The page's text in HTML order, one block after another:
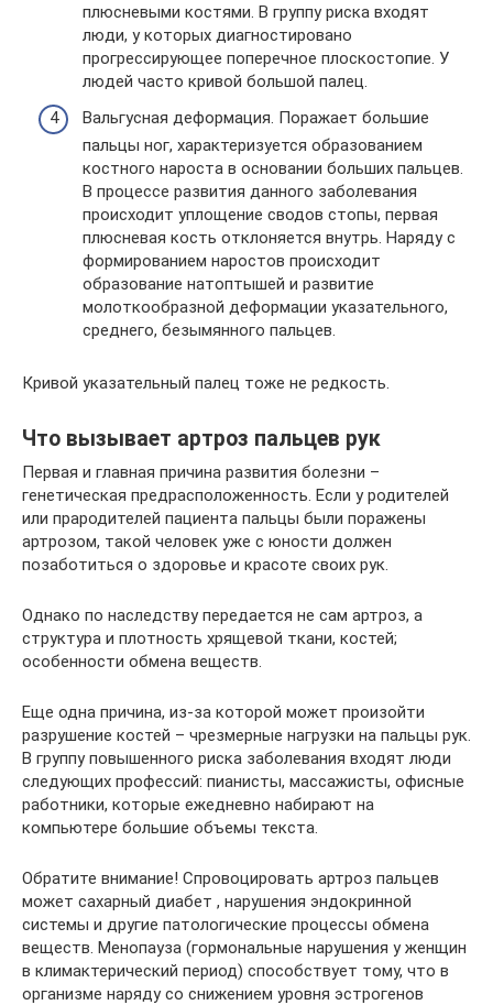
плюсневыми костями. В группу риска входят
люди, у которых диагностировано
прогрессирующее поперечное плоскостопие. У
людей часто кривой большой палец.
Вальгусная деформация. Поражает большие
пальцы ног, характеризуется образованием
костного нароста в основании больших пальцев.
В процессе развития данного заболевания
происходит уплощение сводов стопы, первая
плюсневая кость отклоняется внутрь. Наряду с
формированием наростов происходит
образование натоптышей и развитие
молоткообразной деформации указательного,
среднего, безымянного пальцев.
Кривой указательный палец тоже не редкость.
Что вызывает артроз пальцев рук
Первая и главная причина развития болезни –
генетическая предрасположенность. Если у родителей
или прародителей пациента пальцы были поражены
артрозом, такой человек уже с юности должен
позаботиться о здоровье и красоте своих рук.
Однако по наследству передается не сам артроз, а
структура и плотность хрящевой ткани, костей;
особенности обмена веществ.
Еще одна причина, из-за которой может произойти
разрушение костей – чрезмерные нагрузки на пальцы рук.
В группу повышенного риска заболевания входят люди
следующих профессий: пианисты, массажисты, офисные
работники, которые ежедневно набирают на
компьютере большие объемы текста.
Обратите внимание! Спровоцировать артроз пальцев
может сахарный диабет , нарушения эндокринной
системы и другие патологические процессы обмена
веществ. Менопауза (гормональные нарушения у женщин
в климактерический период) способствует тому, что в
организме наряду со снижением уровня эстрогенов